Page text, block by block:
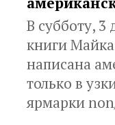
В субботу, 3
книги Майка
написана
только в
ярмарки